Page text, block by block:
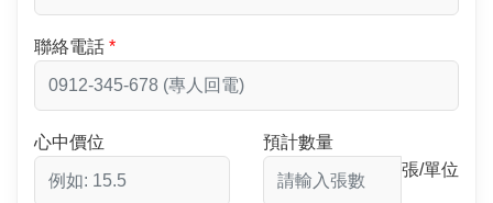
聯絡電話
心中價位
預計數量
張/單位